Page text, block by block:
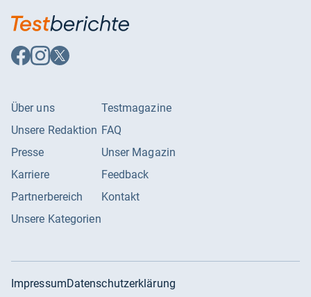
Auf
Facebook
Auf
Instagram
Auf
X
Über uns
Unsere Redaktion
Presse
Karriere
Partnerbereich
Unsere Kategorien
Testmagazine
FAQ
Unser Magazin
Feedback
Kontakt
ImpressumDatenschutzerklärung